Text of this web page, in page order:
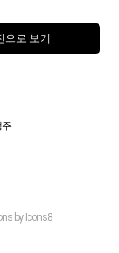
으로 보기
주
by Icons8